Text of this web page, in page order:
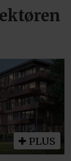
PLUS